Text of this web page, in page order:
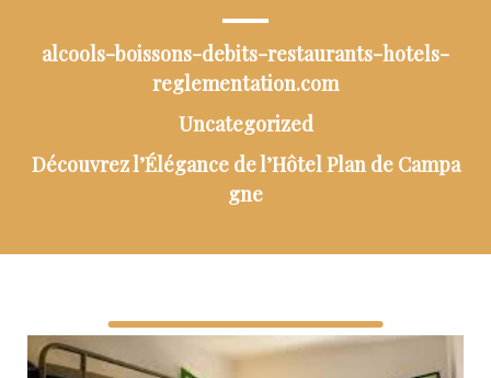
alcools-boissons-debits-restaurants-hotels-
reglementation.com
Uncategorized
Découvrez l’Élégance de l’Hôtel Plan de Campa
gne